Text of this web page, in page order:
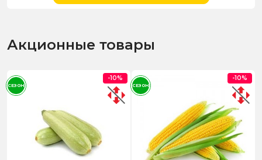
Акционные товары
-10%
СЕЗОН
-10%
СЕЗОН